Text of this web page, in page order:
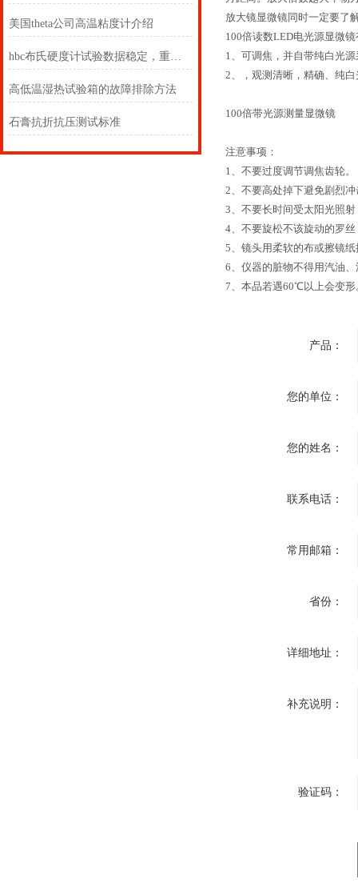
美国theta公司高温粘度计介绍
hbc布氏硬度计试验数据稳定，重现性好
高低温湿热试验箱的故障排除方法
石膏抗折抗压测试标准
放大镜显微镜同时一定要了
100倍读数LED电光源显微
1、可调焦，并自带纯白光
2、，观测清晰，精确、纯
100倍带光源测量显微镜
注意事项：
1、不要过度调节调焦齿轮。
2、不要高处掉下避免剧烈冲
3、不要长时间受太阳光照
4、不要旋松不该旋动的罗
5、镜头用柔软的布或擦镜
6、仪器的脏物不得用汽油
7、本品若遇60℃以上会变形
产品：
您的单位：
您的姓名：
联系电话：
常用邮箱：
省份：
详细地址：
补充说明：
验证码：